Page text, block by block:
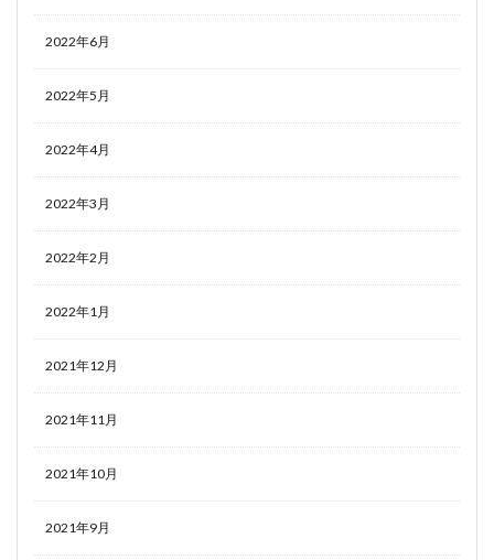
2022年6月
2022年5月
2022年4月
2022年3月
2022年2月
2022年1月
2021年12月
2021年11月
2021年10月
2021年9月